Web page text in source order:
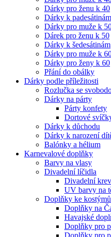
Dárky pro ženu k 40
Dárky k padesátinám
Dárky pro muže k
Dárek pro ženu k 50
Dárky k šedesátinám
Dárky pro muže k
Dárky pro ženy k 60
Přání do obálky
Dárky podle příležitosti
Rozlučka se
Dárky na párty
Párty konfety
Dortové
Dárky k důchodu
Dárky k narození
Balónky a hélium
Karnevalové doplňky
Barvy na vlasy
Divadelní líčidla
Divadelní krev
UV barvy na
Doplňky ke
Doplňky na
Havajské
Doplňky pro
Doplňky pro